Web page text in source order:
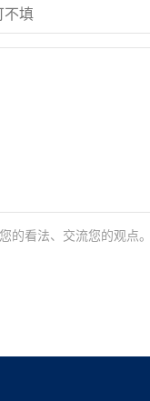
的看法、交流您的观点。